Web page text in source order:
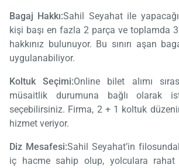
Bagaj Hakkı:Sahil Seyahat ile
kişi başı en fazla 2 parça ve toplamda
hakkınız bulunuyor. Bu sınırı aşan
uygulanabiliyor.
Koltuk Seçimi:Online bilet alımı
müsaitlik durumuna bağlı olarak
seçebilirsiniz. Firma, 2 + 1 koltuk
hizmet veriyor.
Diz Mesafesi:Sahil Seyahat’in
iç hacme sahip olup, yolculara